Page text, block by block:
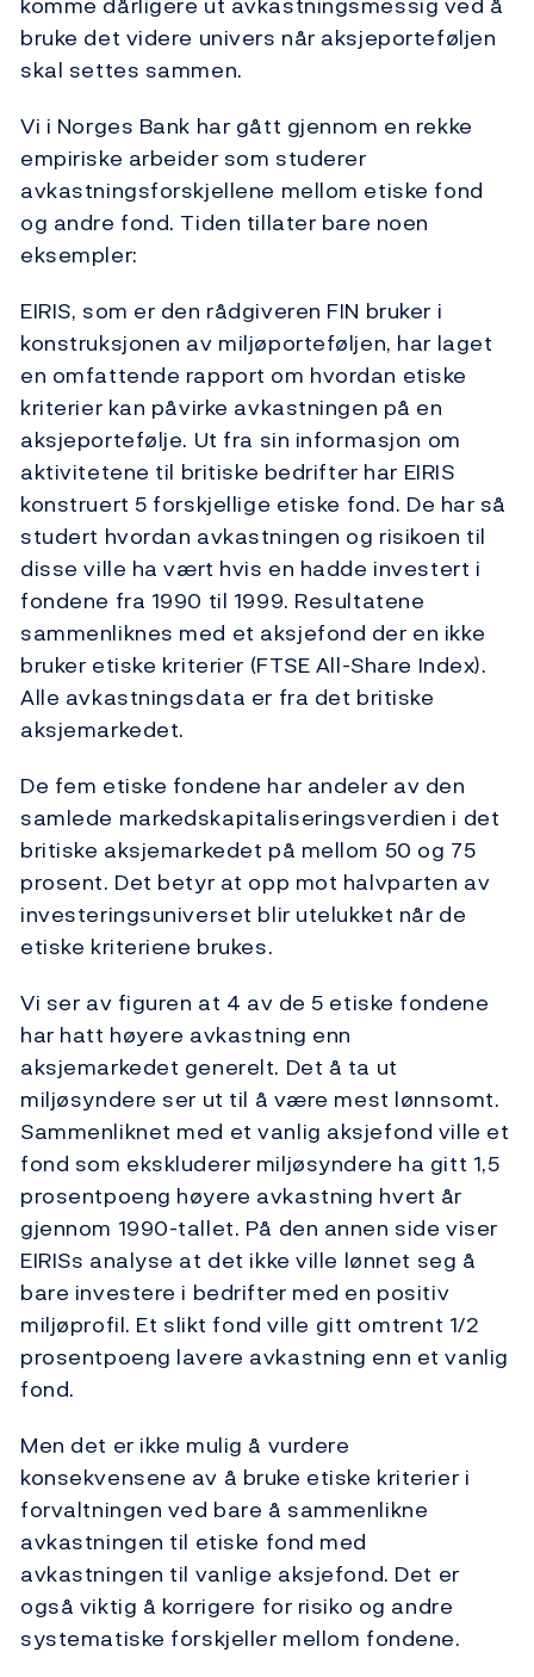
bruke det videre univers når aksjeporteføljen
skal settes sammen.
Vi i Norges Bank har gått gjennom en rekke
empiriske arbeider som studerer
avkastningsforskjellene mellom etiske fond
og andre fond. Tiden tillater bare noen
eksempler:
EIRIS, som er den rådgiveren FIN bruker i
konstruksjonen av miljøporteføljen, har laget
en omfattende rapport om hvordan etiske
kriterier kan påvirke avkastningen på en
aksjeportefølje. Ut fra sin informasjon om
aktivitetene til britiske bedrifter har EIRIS
konstruert 5 forskjellige etiske fond. De har så
studert hvordan avkastningen og risikoen til
disse ville ha vært hvis en hadde investert i
fondene fra 1990 til 1999. Resultatene
sammenliknes med et aksjefond der en ikke
bruker etiske kriterier (FTSE All-Share Index).
Alle avkastningsdata er fra det britiske
aksjemarkedet.
De fem etiske fondene har andeler av den
samlede markedskapitaliseringsverdien i det
britiske aksjemarkedet på mellom 50 og 75
prosent. Det betyr at opp mot halvparten av
investeringsuniverset blir utelukket når de
etiske kriteriene brukes.
Vi ser av figuren at 4 av de 5 etiske fondene
har hatt høyere avkastning enn
aksjemarkedet generelt. Det å ta ut
miljøsyndere ser ut til å være mest lønnsomt.
Sammenliknet med et vanlig aksjefond ville et
fond som ekskluderer miljøsyndere ha gitt 1,5
prosentpoeng høyere avkastning hvert år
gjennom 1990-tallet. På den annen side viser
EIRISs analyse at det ikke ville lønnet seg å
bare investere i bedrifter med en positiv
miljøprofil. Et slikt fond ville gitt omtrent 1/2
prosentpoeng lavere avkastning enn et vanlig
fond.
Men det er ikke mulig å vurdere
konsekvensene av å bruke etiske kriterier i
forvaltningen ved bare å sammenlikne
avkastningen til etiske fond med
avkastningen til vanlige aksjefond. Det er
også viktig å korrigere for risiko og andre
systematiske forskjeller mellom fondene.